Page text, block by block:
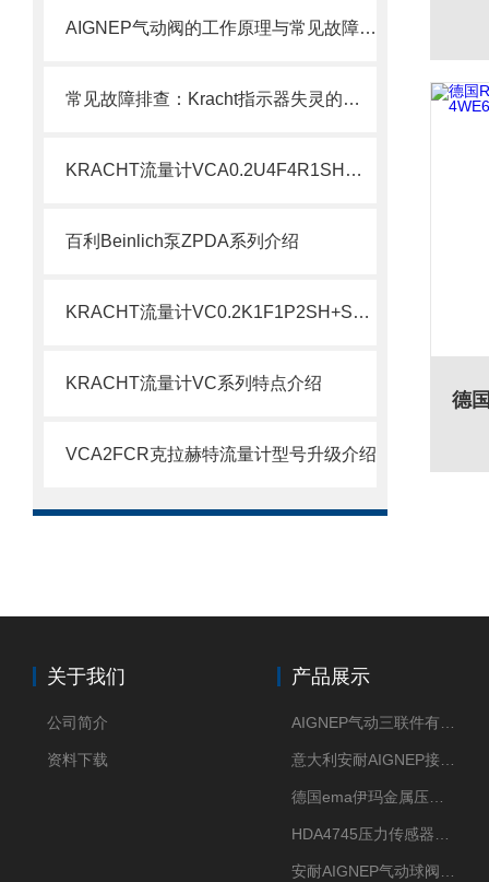
AIGNEP气动阀的工作原理与常见故障排除方法
常见故障排查：Kracht指示器失灵的原因与对策
KRACHT流量计VCA0.2U4F4R1SH现货介绍
百利Beinlich泵ZPDA系列介绍
KRACHT流量计VC0.2K1F1P2SH+SD1-I-24配套介绍
KRACHT流量计VC系列特点介绍
VCA2FCR克拉赫特流量计型号升级介绍
关于我们
公司简介
资料下载
产品展示